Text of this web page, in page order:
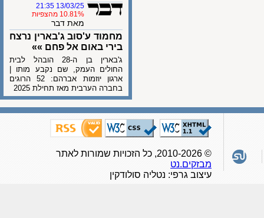
13/03/25 21:35
10.81% מהצפיות
מאת דבר
מחמוד ע'סוב ג'בארין נרצח
בירי באום אל פחם »»
ג'בארין בן ה-28 הובהל לבית
החולים העמק, שם נקבע מותו |
ארגון יוזמות אברהם: 52 הרוגים
בחברה הערבית מאז תחילת 2025
מבזקים.נט
עיצוב גרפי: נטליה סולודקין